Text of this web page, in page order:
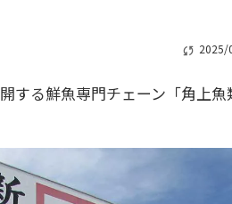
2025/
する鮮魚専門チェーン「角上